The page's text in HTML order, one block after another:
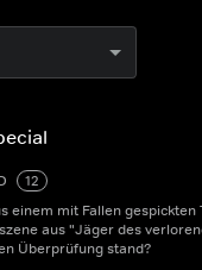
12
einem mit Fallen gespickten
aus "Jäger des
Überprüfung stand?